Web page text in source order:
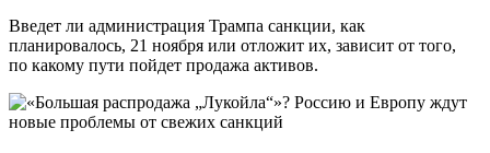
Введет ли администрация Трампа санкции, как
планировалось, 21 ноября или отложит их, зависит от того,
по какому пути пойдет продажа активов.